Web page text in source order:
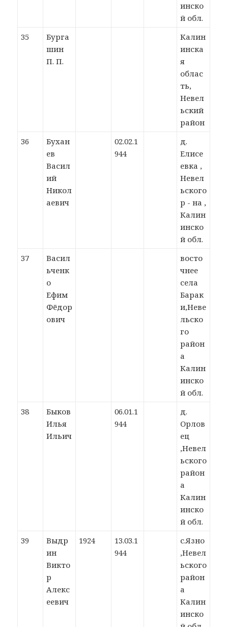
инско
й обл.
35
Бурга
шин
П. П.
Калин
инска
я
облас
ть,
Невел
ьский
район
36
Бухан
ев
Васил
ий
Никол
аевич
02.02.1
944
д.
Елисе
евка ,
Невел
ьского
р - на ,
Калин
инско
й обл.
37
Васил
ьченк
о
Ефим
Фёдор
ович
восто
чнее
села
Барак
и,Неве
льско
го
район
а
Калин
инско
й обл.
38
Быков
Илья
Ильич
06.01.1
944
д.
Орлов
ец
,Невел
ьского
район
а
Калин
инско
й обл.
39
Выдр
ин
Викто
р
Алекс
еевич
1924
13.03.1
944
с.Язно
,Невел
ьского
район
а
Калин
инско